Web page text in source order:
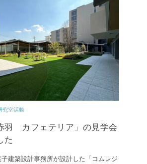
究室活動
羽 カフェテリア」の見学会
た
建築設計事務所が設計した「コムレジ